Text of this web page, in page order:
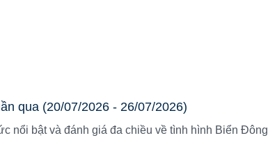
qua (20/07/2026 - 26/07/2026)
nổi bật và đánh giá đa chiều về tình hình Biển Đông